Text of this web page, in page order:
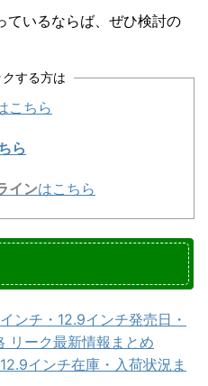
いるならば、ぜひ検討の
する方は
こちら
ら
インはこちら
ンチ・12.9インチ発売日・
リーク最新情報まとめ
インチ在庫・入荷状況ま